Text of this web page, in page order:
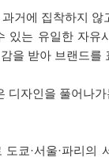
거에 집착하지
는 유일한 자
을 받아 브랜드를
자인을 풀어나
쿄·서울·파리